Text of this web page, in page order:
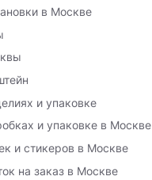
в Москве
и упаковке
и упаковке в Москве
и стикеров в Москве
на заказ в Москве